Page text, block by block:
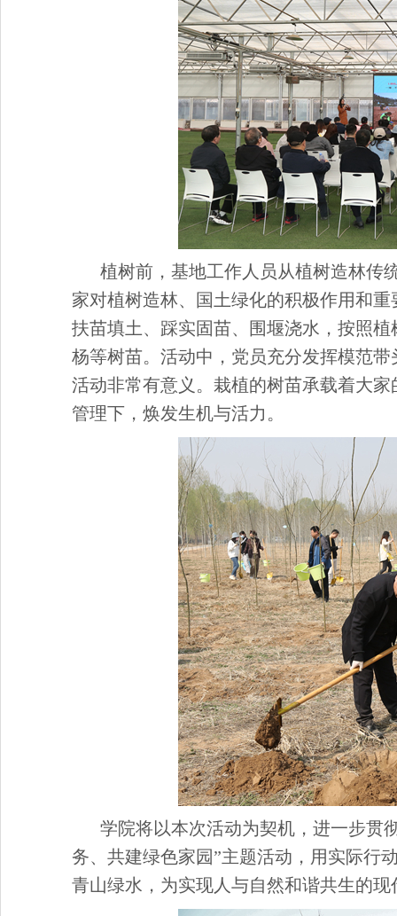
植树前，基地工作人员从植树造林传
家对植树造林、国土绿化的积极作用和
扶苗填土、踩实固苗、围堰浇水，按照
杨等树苗。活动中，党员充分发挥模范
活动非常有意义。栽植的树苗承载着大
管理下，焕发生机与活力。
学院将以本次活动为契机，进一步贯
务、共建绿色家园”主题活动，用实际行
青山绿水，为实现人与自然和谐共生的